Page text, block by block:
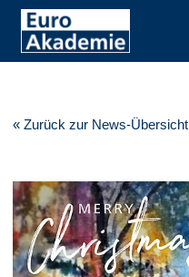
« Zurück zur News-Übersicht